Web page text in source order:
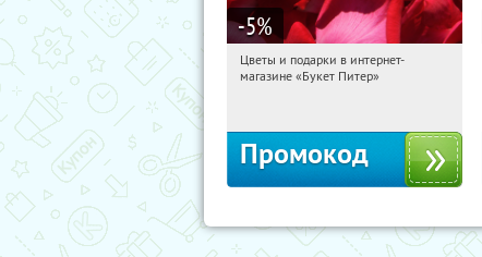
-5%
01:31:55
Получи первым!
Цветы и подарки в интернет-
магазине «Букет Питер»
Промокод